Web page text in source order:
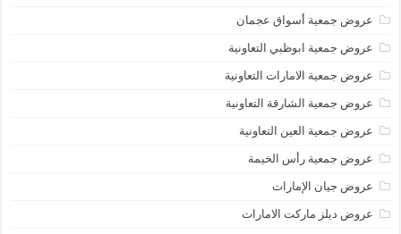
عروض جمعية أسواق عجمان
عروض جمعية ابوظبي التعاونية
عروض جمعية الامارات التعاونية
عروض جمعية الشارقة التعاونية
عروض جمعية العين التعاونية
عروض جمعية رأس الخيمة
عروض جيان الإمارات
عروض ديلز ماركت الامارات